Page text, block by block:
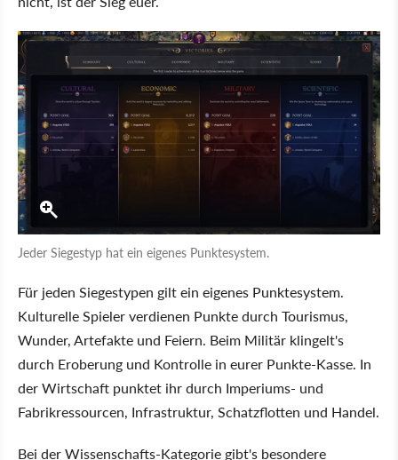
Jeder Siegestyp hat ein eigenes Punktesystem.
Für jeden Siegestypen gilt ein eigenes Punktesystem.
Kulturelle Spieler verdienen Punkte durch Tourismus,
Wunder, Artefakte und Feiern. Beim Militär klingelt's
durch Eroberung und Kontrolle in eurer Punkte-Kasse. In
der Wirtschaft punktet ihr durch Imperiums- und
Fabrikressourcen, Infrastruktur, Schatzflotten und Handel.
Bei der Wissenschafts-Kategorie gibt's besondere